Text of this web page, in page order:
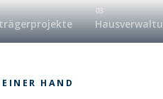
03
HAND